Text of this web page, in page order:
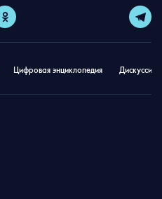
Цифровая энциклопедия